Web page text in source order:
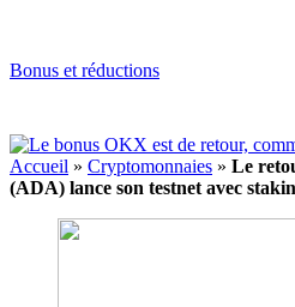
Bonus et réductions
Accueil » Cryptomonnaies » Le
(ADA) lance son testnet avec